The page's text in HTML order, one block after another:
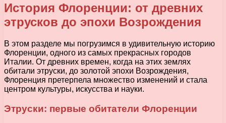
История Флоренции: от древних
этрусков до эпохи Возрождения
В этом разделе мы погрузимся в удивительную историю
Флоренции, одного из самых прекрасных городов
Италии. От древних времен, когда на этих землях
обитали этруски, до золотой эпохи Возрождения,
Флоренция претерпела множество изменений и стала
центром культуры, искусства и науки.
Этруски: первые обитатели Флоренции